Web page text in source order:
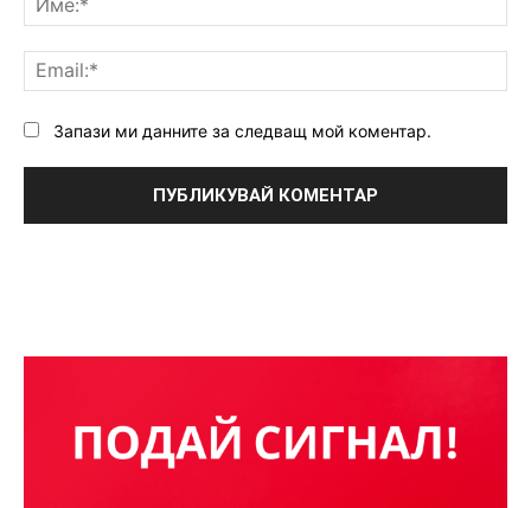
Запази ми данните за следващ мой коментар.